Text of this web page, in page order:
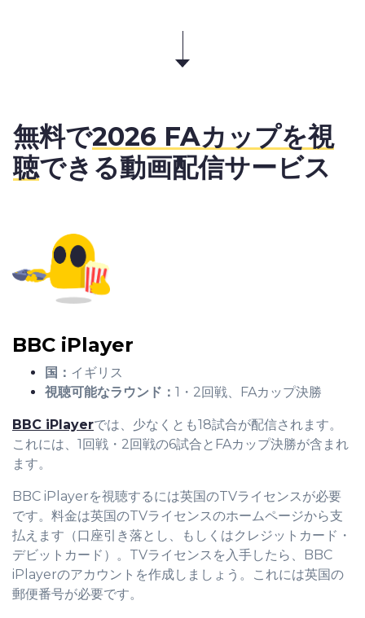
無料で2026 FAカップを視
聴できる動画配信サービス
BBC iPlayer
国： イギリス
視聴可能なラウンド： 1・2回戦、FAカップ決勝
BBC iPlayerでは、少なくとも18試合が配信されます。
これには、1回戦・2回戦の6試合とFAカップ決勝が含まれ
ます。
BBC iPlayerを視聴するには英国のTVライセンスが必要
です。料金は英国のTVライセンスのホームページから支
払えます（口座引き落とし、もしくはクレジットカード・
デビットカード）。TVライセンスを入手したら、BBC
iPlayerのアカウントを作成しましょう。これには英国の
郵便番号が必要です。